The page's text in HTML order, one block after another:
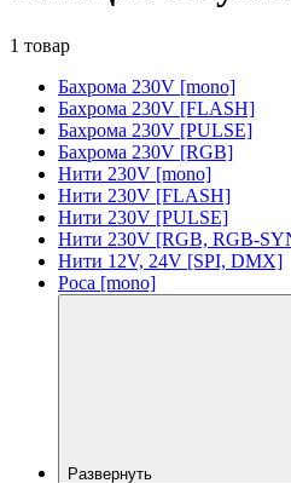
1 товар
Бахрома 230V [mono]
Бахрома 230V [FLASH]
Бахрома 230V [PULSE]
Бахрома 230V [RGB]
Нити 230V [mono]
Нити 230V [FLASH]
Нити 230V [PULSE]
Нити 230V [RGB, RGB-
Нити 12V, 24V [SPI, DMX]
Роса [mono]
Развернуть